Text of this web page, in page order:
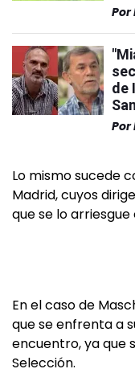
Por
de
Por
Lo mismo sucede
Madrid, cuyos
que se lo
En el caso de
que se enfrenta a
encuentro, ya que
Selección.